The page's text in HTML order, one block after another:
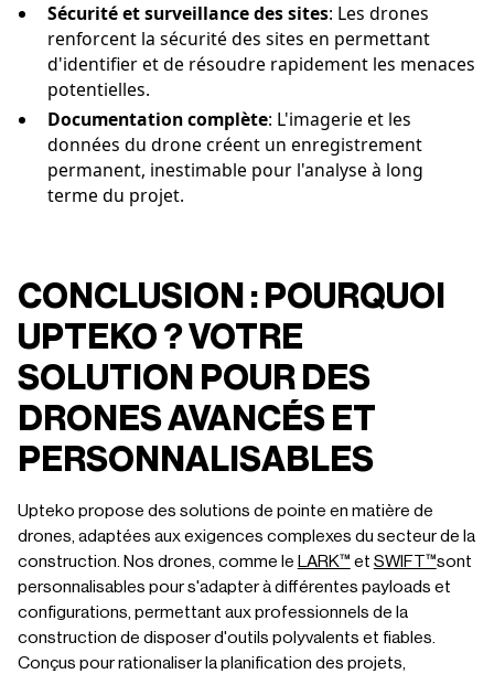
Sécurité et surveillance des sites: Les drones
renforcent la sécurité des sites en permettant
d'identifier et de résoudre rapidement les menaces
potentielles.
Documentation complète: L'imagerie et les
données du drone créent un enregistrement
permanent, inestimable pour l'analyse à long
terme du projet.
CONCLUSION : POURQUOI
UPTEKO ? VOTRE
SOLUTION POUR DES
DRONES AVANCÉS ET
PERSONNALISABLES
Upteko propose des solutions de pointe en matière de
drones, adaptées aux exigences complexes du secteur de la
construction. Nos drones, comme le
LARK™ et SWIFT™sont
personnalisables pour s'adapter à différentes payloads et
configurations, permettant aux professionnels de la
construction de disposer d'outils polyvalents et fiables.
Conçus pour rationaliser la planification des projets,